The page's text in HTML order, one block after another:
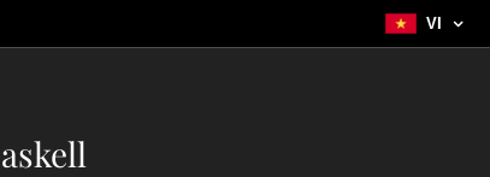
VI